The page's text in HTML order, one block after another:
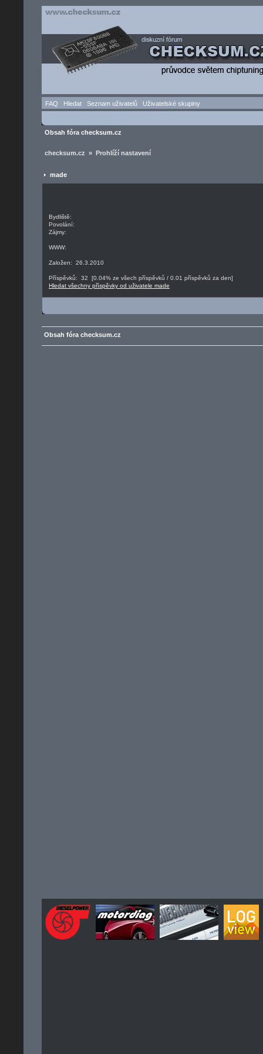
FAQ Hledat Seznam uživatelů Uživatelské skupiny
Obsah fóra checksum.cz
checksum.cz » Prohlíží nastavení
made
Bydliště:
Povolání:
Zájmy:
WWW:
Založen: 26.3.2010
Příspěvků: 32 [0.04% ze všech příspěvků / 0.01 příspěvků za den]
Hledat všechny příspěvky od uživatele made
Obsah fóra checksum.cz